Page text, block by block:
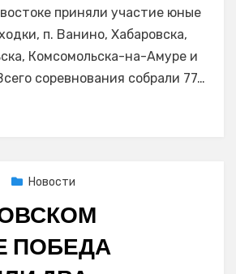
ДФО
по
спорту
среди
приняли участие юные
п. Ванино, Хабаровска,
Комсомольска-на-Амуре и
соревнования собрали 77…
Новости
ПОБЕДА